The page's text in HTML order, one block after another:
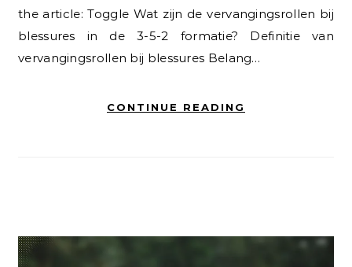
the article: Toggle Wat zijn de vervangingsrollen bij
blessures in de 3-5-2 formatie? Definitie van
vervangingsrollen bij blessures Belang…
CONTINUE READING